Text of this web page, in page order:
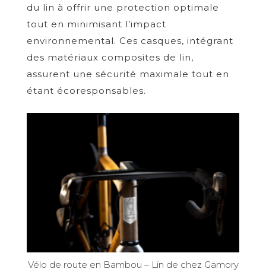
du lin à offrir une protection optimale
tout en minimisant l’impact
environnemental. Ces casques, intégrant
des matériaux composites de lin,
assurent une sécurité maximale tout en
étant écoresponsables.
Vélo de route en Bambou – Lin de chez Gamory